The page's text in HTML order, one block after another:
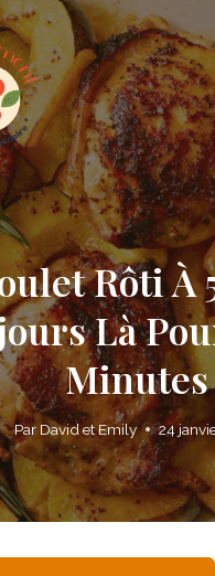
Rôti À
Là
Minutes
Par David et Emily 24